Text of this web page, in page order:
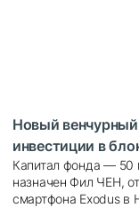
Новый
инвестиции в
Капитал фонда —
назначен Фил ЧЕН,
смартфона Exodus в